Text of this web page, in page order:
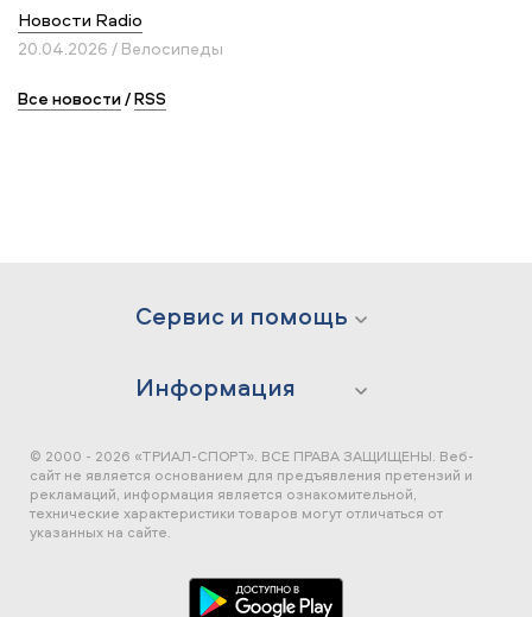
Новости Radio
20.04.2026 / Велосипеды
Все новости/RSS
Сервис и помощь
Информация
© 2000 - 2026 «ТРИАЛ-СПОРТ». ВСЕ ПРАВА ЗАЩИЩЕНЫ. Веб-
сайт не является основанием для предъявления претензий и
рекламаций, информация является ознакомительной,
технические характеристики товаров могут отличаться от
указанных на сайте.